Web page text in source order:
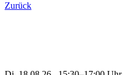
Zurück